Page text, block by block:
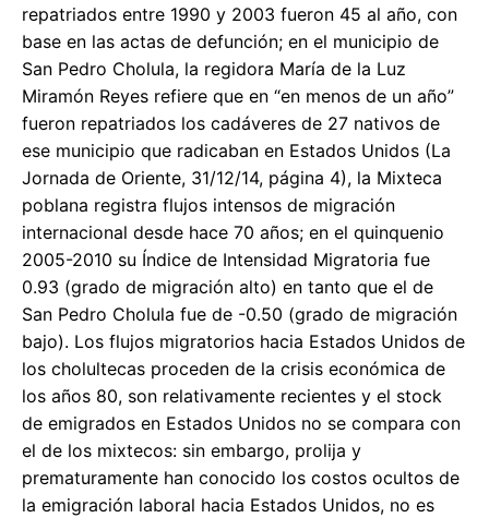
repatriados entre 1990 y 2003 fueron 45 al año, con
base en las actas de defunción; en el municipio de
San Pedro Cholula, la regidora María de la Luz
Miramón Reyes refiere que en “en menos de un año”
fueron repatriados los cadáveres de 27 nativos de
ese municipio que radicaban en Estados Unidos (La
Jornada de Oriente, 31/12/14, página 4), la Mixteca
poblana registra flujos intensos de migración
internacional desde hace 70 años; en el quinquenio
2005-2010 su Índice de Intensidad Migratoria fue
0.93 (grado de migración alto) en tanto que el de
San Pedro Cholula fue de -0.50 (grado de migración
bajo). Los flujos migratorios hacia Estados Unidos de
los cholultecas proceden de la crisis económica de
los años 80, son relativamente recientes y el stock
de emigrados en Estados Unidos no se compara con
el de los mixtecos: sin embargo, prolija y
prematuramente han conocido los costos ocultos de
la emigración laboral hacia Estados Unidos, no es